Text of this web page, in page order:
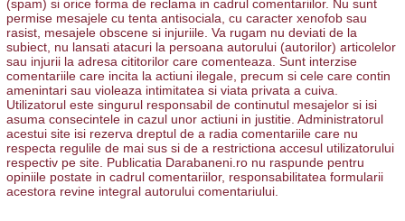
(spam) si orice forma de reclama in cadrul comentariilor. Nu sunt
permise mesajele cu tenta antisociala, cu caracter xenofob sau
rasist, mesajele obscene si injuriile. Va rugam nu deviati de la
subiect, nu lansati atacuri la persoana autorului (autorilor) articolelor
sau injurii la adresa cititorilor care comenteaza. Sunt interzise
comentariile care incita la actiuni ilegale, precum si cele care contin
amenintari sau violeaza intimitatea si viata privata a cuiva.
Utilizatorul este singurul responsabil de continutul mesajelor si isi
asuma consecintele in cazul unor actiuni in justitie. Administratorul
acestui site isi rezerva dreptul de a radia comentariile care nu
respecta regulile de mai sus si de a restrictiona accesul utilizatorului
respectiv pe site. Publicatia Darabaneni.ro nu raspunde pentru
opiniile postate in cadrul comentariilor, responsabilitatea formularii
acestora revine integral autorului comentariului.